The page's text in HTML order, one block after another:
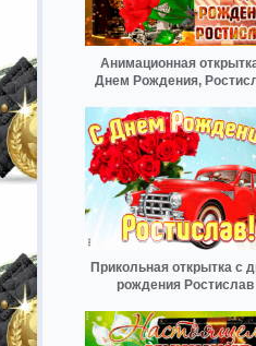
Анимационная
Днем Рождения,
Прикольная открытка с
рождения Ростислав